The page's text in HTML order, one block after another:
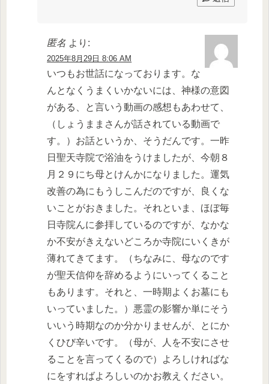
匿名 より:
2025年8月29日 8:06 AM
いつもお世話になっております。な
んとなくうまくいかないには、神様の意図
がある、と言いう動画の感想もあわせて、
（しょうままさんが話されている動画で
す。）お話というか、そうだんです。一昨
日聖天寺院で浴油をうけましたが、今朝８
月２９にち母とけんかになりました。運気
改善の為にもうしこんだのですが、良くな
いことがおきました。それといま、ほぼ毎
日寺院んに参拝しているのですが、なかな
か不安がきえないどころか寺院にいくきが
薄れてきてます。（ちなみに、母なのです
が聖天信仰を辞めるようにいってくること
もあります。それと、一時期よくお墓にも
いっていました。）悪霊の影響か単にそう
いいう時期なのか分かりませんが、とにか
くひび辛いです。（母が、人を不安にさせ
ることを言ってくるので）よろしければな
にをすればよろしいのかお教えください。